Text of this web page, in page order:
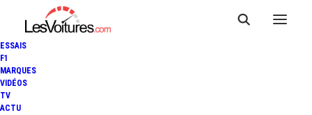
ESSAIS
F1
MARQUES
VIDÉOS
TV
ACTU